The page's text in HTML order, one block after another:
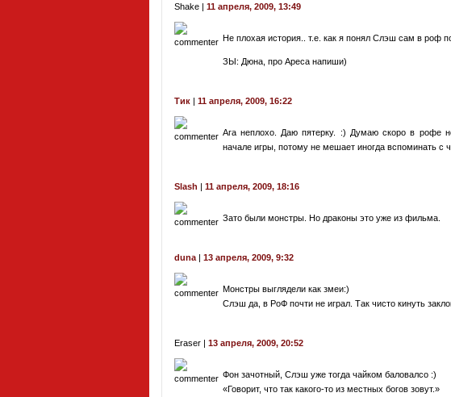
Shake | 11 апреля, 2009, 13:49
Не плохая история.. т.е. как я понял Слэш сам в роф
ЗЫ: Дюна, про Ареса напиши)
Тик| 11 апреля, 2009, 16:22
Ага неплохо. Даю пятерку. :) Думаю скоро в рофе
начале игры, потому не мешает иногда вспоминать с
Slash | 11 апреля, 2009, 18:16
Зато были монстры. Но драконы это уже из фильма.
duna| 13 апреля, 2009, 9:32
Монстры выглядели как змеи:)
Слэш да, в РоФ почти не играл. Так чисто кинуть
Eraser | 13 апреля, 2009, 20:52
Фон зачотный, Слэш уже тогда чайком баловалсо :)
«Говорит, что так какого-то из местных богов зовут.»